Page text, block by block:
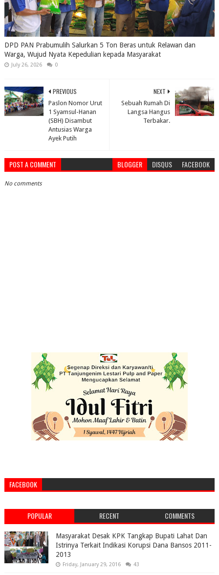
DPD PAN Prabumulih Salurkan 5 Ton Beras untuk Relawan dan
Warga, Wujud Nyata Kepedulian kepada Masyarakat
July 26, 2026 0
NEXT
Sebuah Rumah Di
Langsa Hangus
Terbakar.
PREVIOUS
Paslon Nomor Urut
1 Syamsul-Hanan
(SBH) Disambut
Antusias Warga
Ayek Putih
POST A COMMENT BLOGGER DISQUS FACEBOOK
No comments
FACEBOOK
POPULAR RECENT COMMENTS
Masyarakat Desak KPK Tangkap Bupati Lahat Dan
Istrinya Terkait Indikasi Korupsi Dana Bansos 2011-
2013
Friday, January 29, 2016 43